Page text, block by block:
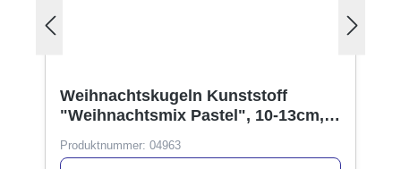
Weihnachtskugeln Kunststoff
"Weihnachtsmix Pastel", 10-13cm, 8
Produktnummer: 04963